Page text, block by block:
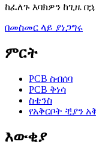
ከፈለጉ እባክዎን ከጊዜ
በመስመር ላይ ያነጋግሩ
ምርት
PCB ስብሰባ
PCB ቅነሳ
ስቴንስ
የአቅርቦት ቺያን
እውቂያ